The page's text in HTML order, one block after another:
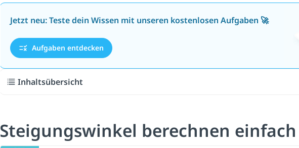
Jetzt neu: Teste dein Wissen mit unseren kostenlosen Aufgaben 🚀
Aufgaben entdecken
Inhaltsübersicht
Steigungswinkel berechnen